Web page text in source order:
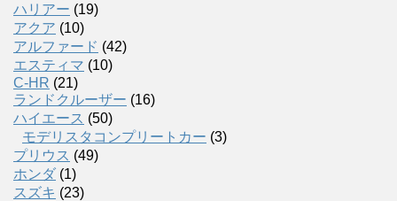
ハリアー (19)
アクア (10)
アルファード (42)
エスティマ (10)
C-HR (21)
ランドクルーザー (16)
ハイエース (50)
モデリスタコンプリートカー (3)
プリウス (49)
ホンダ (1)
スズキ (23)